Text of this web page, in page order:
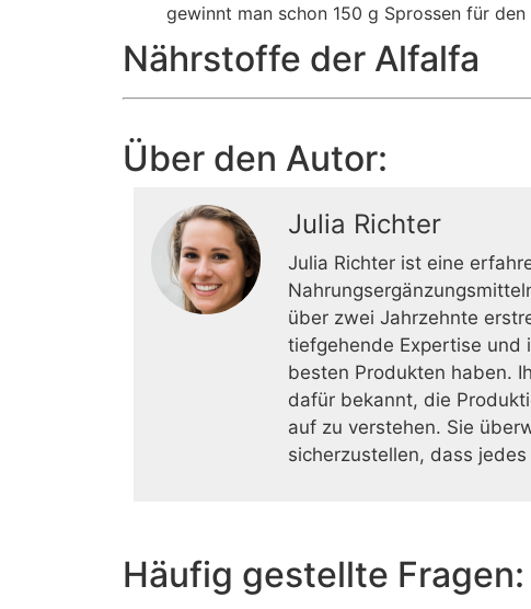
gewinnt man schon 150 g Sprossen für
Nährstoffe der Alfalfa
Über den Autor:
Julia Richter
Julia Richter ist eine
über zwei Jahrzehnte
tiefgehende Expertise und
besten Produkten haben.
dafür bekannt, die
auf zu verstehen. Sie
sicherzustellen, dass
Häufig gestellte Fragen: